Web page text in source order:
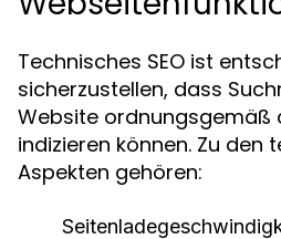
Technisches SEO ist
sicherzustellen, dass
Website ordnungsgemäß
indizieren können. Zu den
Aspekten gehören: